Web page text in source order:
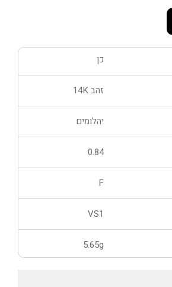
כן
זהב 14K
יהלומים
0.84
F
VS1
5.65g